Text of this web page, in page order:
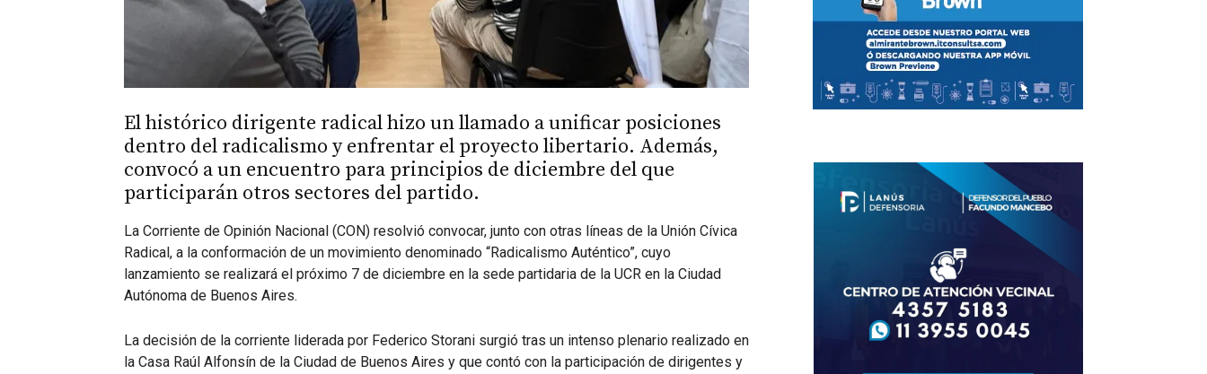
El histórico dirigente radical hizo un llamado a unificar posiciones
dentro del radicalismo y enfrentar el proyecto libertario. Además,
convocó a un encuentro para principios de diciembre del que
participarán otros sectores del partido.
La Corriente de Opinión Nacional (CON) resolvió convocar, junto con otras líneas de la Unión Cívica
Radical, a la conformación de un movimiento denominado “Radicalismo Auténtico”, cuyo
lanzamiento se realizará el próximo 7 de diciembre en la sede partidaria de la UCR en la Ciudad
Autónoma de Buenos Aires.
La decisión de la corriente liderada por Federico Storani surgió tras un intenso plenario realizado en
la Casa Raúl Alfonsín de la Ciudad de Buenos Aires y que contó con la participación de dirigentes y